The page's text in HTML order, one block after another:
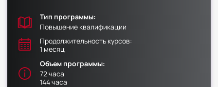
Факультет физической культуры и спорта
Юридический факультет
Факультет менеджмента и экономики
Тип программы:
Повышение квалификации
Продолжительность курсов:
1 месяц
Объем программы:
72 часа
144 часа